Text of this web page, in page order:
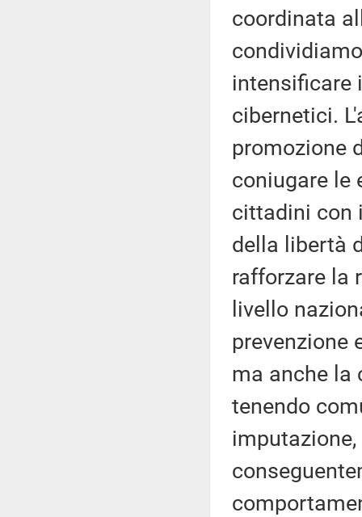
coordinata
intensificare
cibernetici.
promozione
coniugare le
cittadini con
della libertà
rafforzare la
livello
prevenzione
ma anche la
tenendo